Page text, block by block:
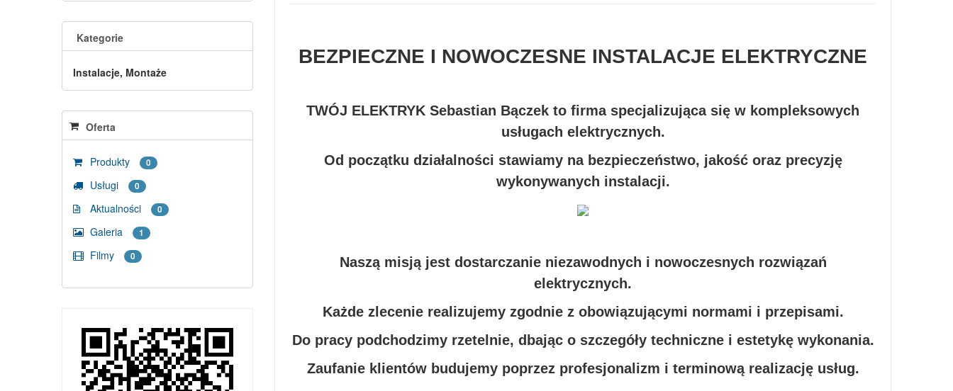
Kategorie
Instalacje, Montaże
Oferta
Produkty 0
Usługi 0
Aktualności 0
Galeria 1
Filmy 0
BEZPIECZNE I NOWOCZESNE INSTALACJE ELEKTRYCZNE
TWÓJ ELEKTRYK Sebastian Bączek to firma specjalizująca się w kompleksowych
usługach elektrycznych.
Od początku działalności stawiamy na bezpieczeństwo, jakość oraz precyzję
wykonywanych instalacji.
Naszą misją jest dostarczanie niezawodnych i nowoczesnych rozwiązań
elektrycznych.
Każde zlecenie realizujemy zgodnie z obowiązującymi normami i przepisami.
Do pracy podchodzimy rzetelnie, dbając o szczegóły techniczne i estetykę wykonania.
Zaufanie klientów budujemy poprzez profesjonalizm i terminową realizację usług.